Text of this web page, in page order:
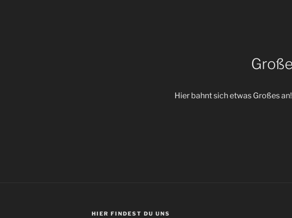
Hier bahnt sich etwas Großes
HIER FIN­DEST DU UNS